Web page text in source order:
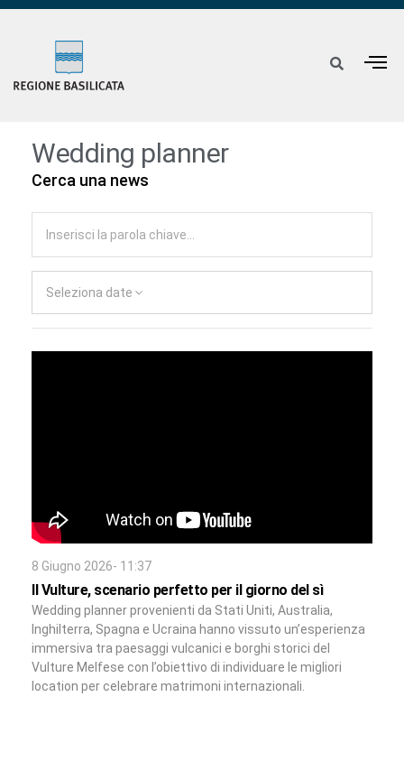
Wedding planner
Cerca una news
Seleziona date
8 Giugno 2026- 11:37
Il Vulture, scenario perfetto per il giorno del sì
Wedding planner provenienti da Stati Uniti, Australia,
Inghilterra, Spagna e Ucraina hanno vissuto un’esperienza
immersiva tra paesaggi vulcanici e borghi storici del
Vulture Melfese con l’obiettivo di individuare le migliori
location per celebrare matrimoni internazionali.